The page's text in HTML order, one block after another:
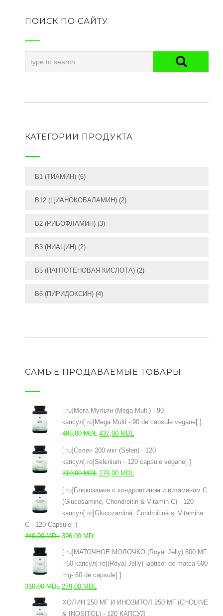
ПОИСК ПО САЙТУ
КАТЕГОРИИ ПРОДУКТА
B1 (ТИАМИН) (6)
B12 (ЦИАНОКОБАЛАМИН) (2)
B2 (РИБОФЛАМИН) (3)
В3 (НИАЦИН) (2)
В5 (ПАНТОТЕНОВАЯ КИСЛОТА) (2)
В6 (ПИРИДОКСИН) (4)
САМЫЕ ПРОДАВАЕМЫЕ ТОВАРЫ:
[:ru]Мега Мульти (Mega Multi) - 90
капсул[:ro]Mega Multi - 90 de capsule vegane[:]
485,00MDL Первоначальная
составляла
437,00 MDL
437,00 MDL.
[:ru]Селен 200 мкг (Selen) - 120
капсул[:ro]Selenium - 120 capsule vegane[:]
310,00MDL Первоначальная
составляла
310,00 MDL.
279,00 MDL
[:ru]Глюкозамин с хондроитином и витамином С
(Glucosamine, Chondroitin & Vitamin C) - 120
капсул[:ro]Glucozamină, Condroitină și Vitamina
C - 120 Capsule[:]
440,00MDL Первоначальная
396,00 MDL
[:ru]МАТОЧНОЕ МОЛОЧКО (Royal Jelly) 600 МГ
- 60 капсул[:ro](Royal Jelly) laptisor de matca 600
mg- 60 de capsule[:]
310,00MDL Первоначальная
279,00 MDL
ХОЛИН 250 МГ И ИНОЗИТОЛ 250 МГ (CHOLINE
& INOSITOL) - 120 КАПСУЛ